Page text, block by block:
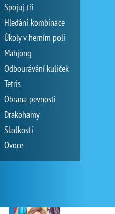
Spojuj tři
Hledání kombinace
Úkoly v herním poli
Mahjong
Odbourávání kuliček
Tetris
Obrana pevnosti
Drakohamy
Sladkosti
Ovoce